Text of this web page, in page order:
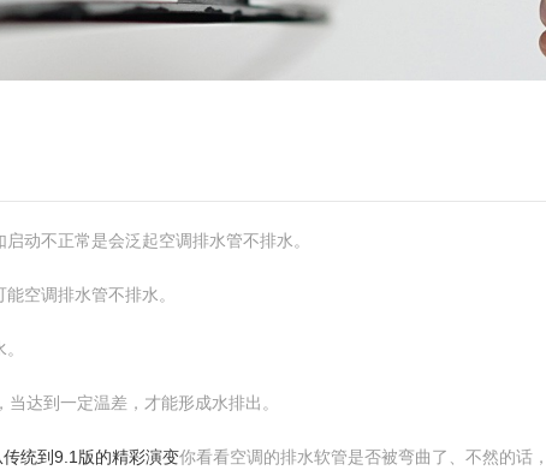
动不正常是会泛起空调排水管不排水。
空调排水管不排水。
达到一定温差，才能形成水排出。
统到9.1版的精彩演变你看看空调的排水软管是否被弯曲了、不然的话，